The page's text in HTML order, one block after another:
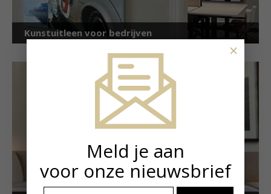
Kunstuitleen voor bedrijven
Meld je aan
voor onze nieuwsbrief
×